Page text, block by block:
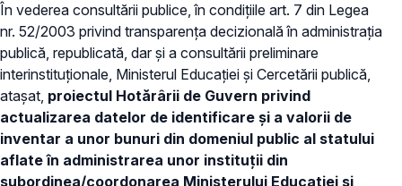
În vederea consultării publice, în condiţiile art. 7 din Legea
nr. 52/2003 privind transparenţa decizională în administraţia
publică, republicată, dar și a consultării preliminare
interinstituționale, Ministerul Educaţiei și Cercetării publică,
atașat, proiectul Hotărârii de Guvern privind
actualizarea datelor de identificare şi a valorii de
inventar a unor bunuri din domeniul public al statului
aflate în administrarea unor instituții din
subordinea/coordonarea Ministerului Educației și